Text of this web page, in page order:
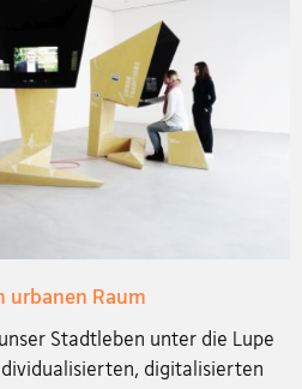
urbanen Raum
Stadtleben unter die Lupe
digitalisierten